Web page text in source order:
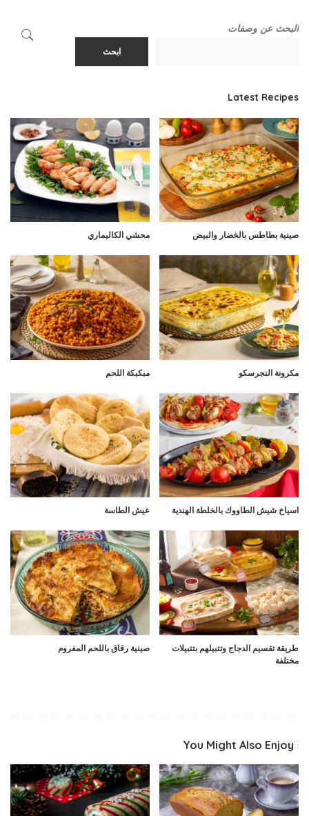
البحث عن وصفات
ابحث
Latest Recipes
صينية بطاطس بالخضار والبيض محشي الكاليماري
مكرونة النجرسكو مبكبكة اللحم
اسياخ شيش الطاووك بالخلطة الهندية عيش الطاسة
طريقة تقسيم الدجاج وتتبيلهم بتتبيلات
مختلفة
صينية رقاق باللحم المفروم
You Might Also Enjoy